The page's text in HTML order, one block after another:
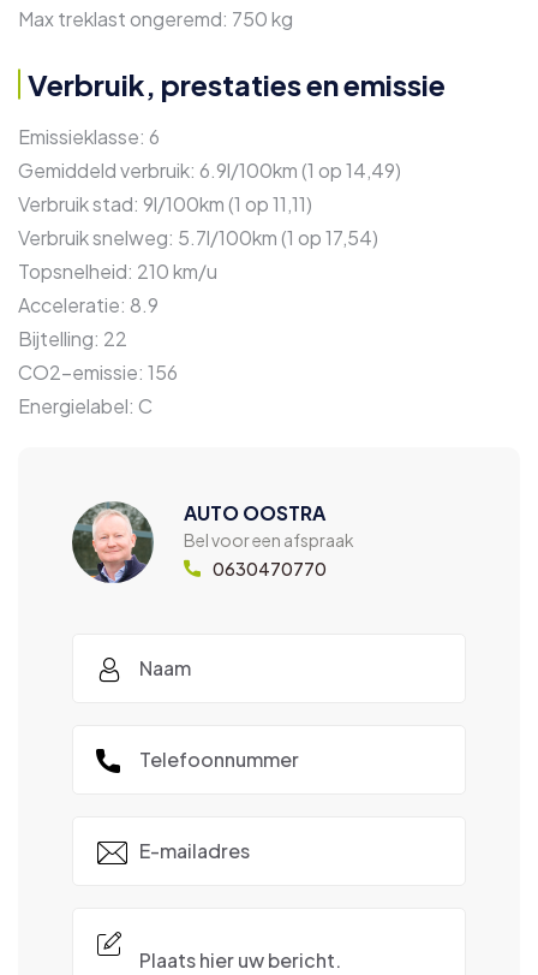
Max treklast ongeremd: 750 kg
Verbruik, prestaties en emissie
Emissieklasse: 6
Gemiddeld verbruik: 6.9l/100km (1 op 14,49)
Verbruik stad: 9l/100km (1 op 11,11)
Verbruik snelweg: 5.7l/100km (1 op 17,54)
Topsnelheid: 210 km/u
Acceleratie: 8.9
Bijtelling: 22
CO2-emissie: 156
Energielabel: C
AUTO OOSTRA
Bel voor een afspraak
0630470770